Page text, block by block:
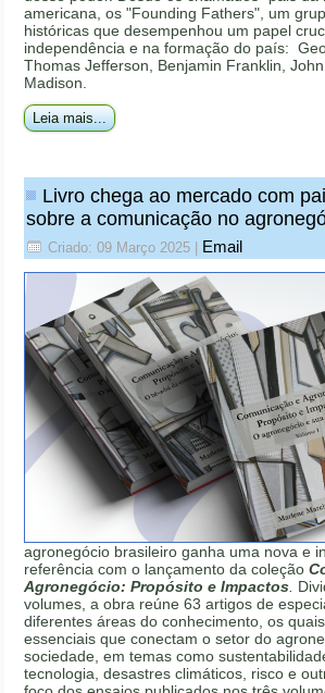
americana, os "Founding Fathers", um
históricas que desempenhou um papel
independência e na formação do país:
Thomas Jefferson, Benjamin Franklin,
Madison.
Leia mais...
Livro chega ao mercado com
sobre a comunicação no
Criado: 09 Março 2025 Email
agronegócio brasileiro ganha uma nova e
referência com o lançamento da coleção
Agronegócio: Propósito e Impactos
volumes, a obra reúne 63 artigos de
diferentes áreas do conhecimento, os
essenciais que conectam o setor do
sociedade, em temas como
tecnologia, desastres climáticos, risco e